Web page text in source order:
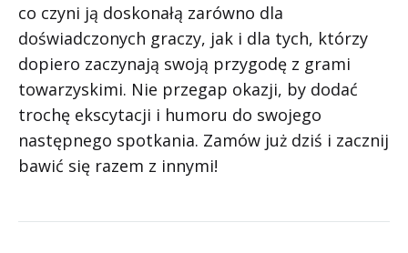
co czyni ją doskonałą zarówno dla
doświadczonych graczy, jak i dla tych, którzy
dopiero zaczynają swoją przygodę z grami
towarzyskimi. Nie przegap okazji, by dodać
trochę ekscytacji i humoru do swojego
następnego spotkania. Zamów już dziś i zacznij
bawić się razem z innymi!